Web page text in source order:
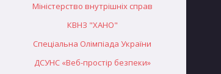
Міністерство внутрішніх справ
КВНЗ "ХАНО"
Спеціальна Олімпіада України
ДСУНС «Веб-простір безпеки»